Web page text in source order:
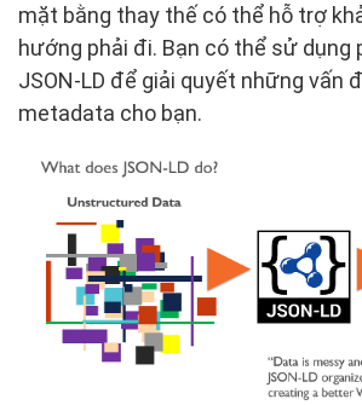
mặt bằng thay thế có thể hỗ trợ
hướng phải đi. Bạn có thể sử dụng
JSON-LD để giải quyết những vấn
metadata cho bạn.